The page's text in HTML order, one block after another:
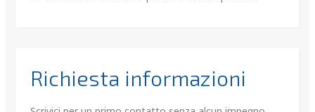
Richiesta informazioni